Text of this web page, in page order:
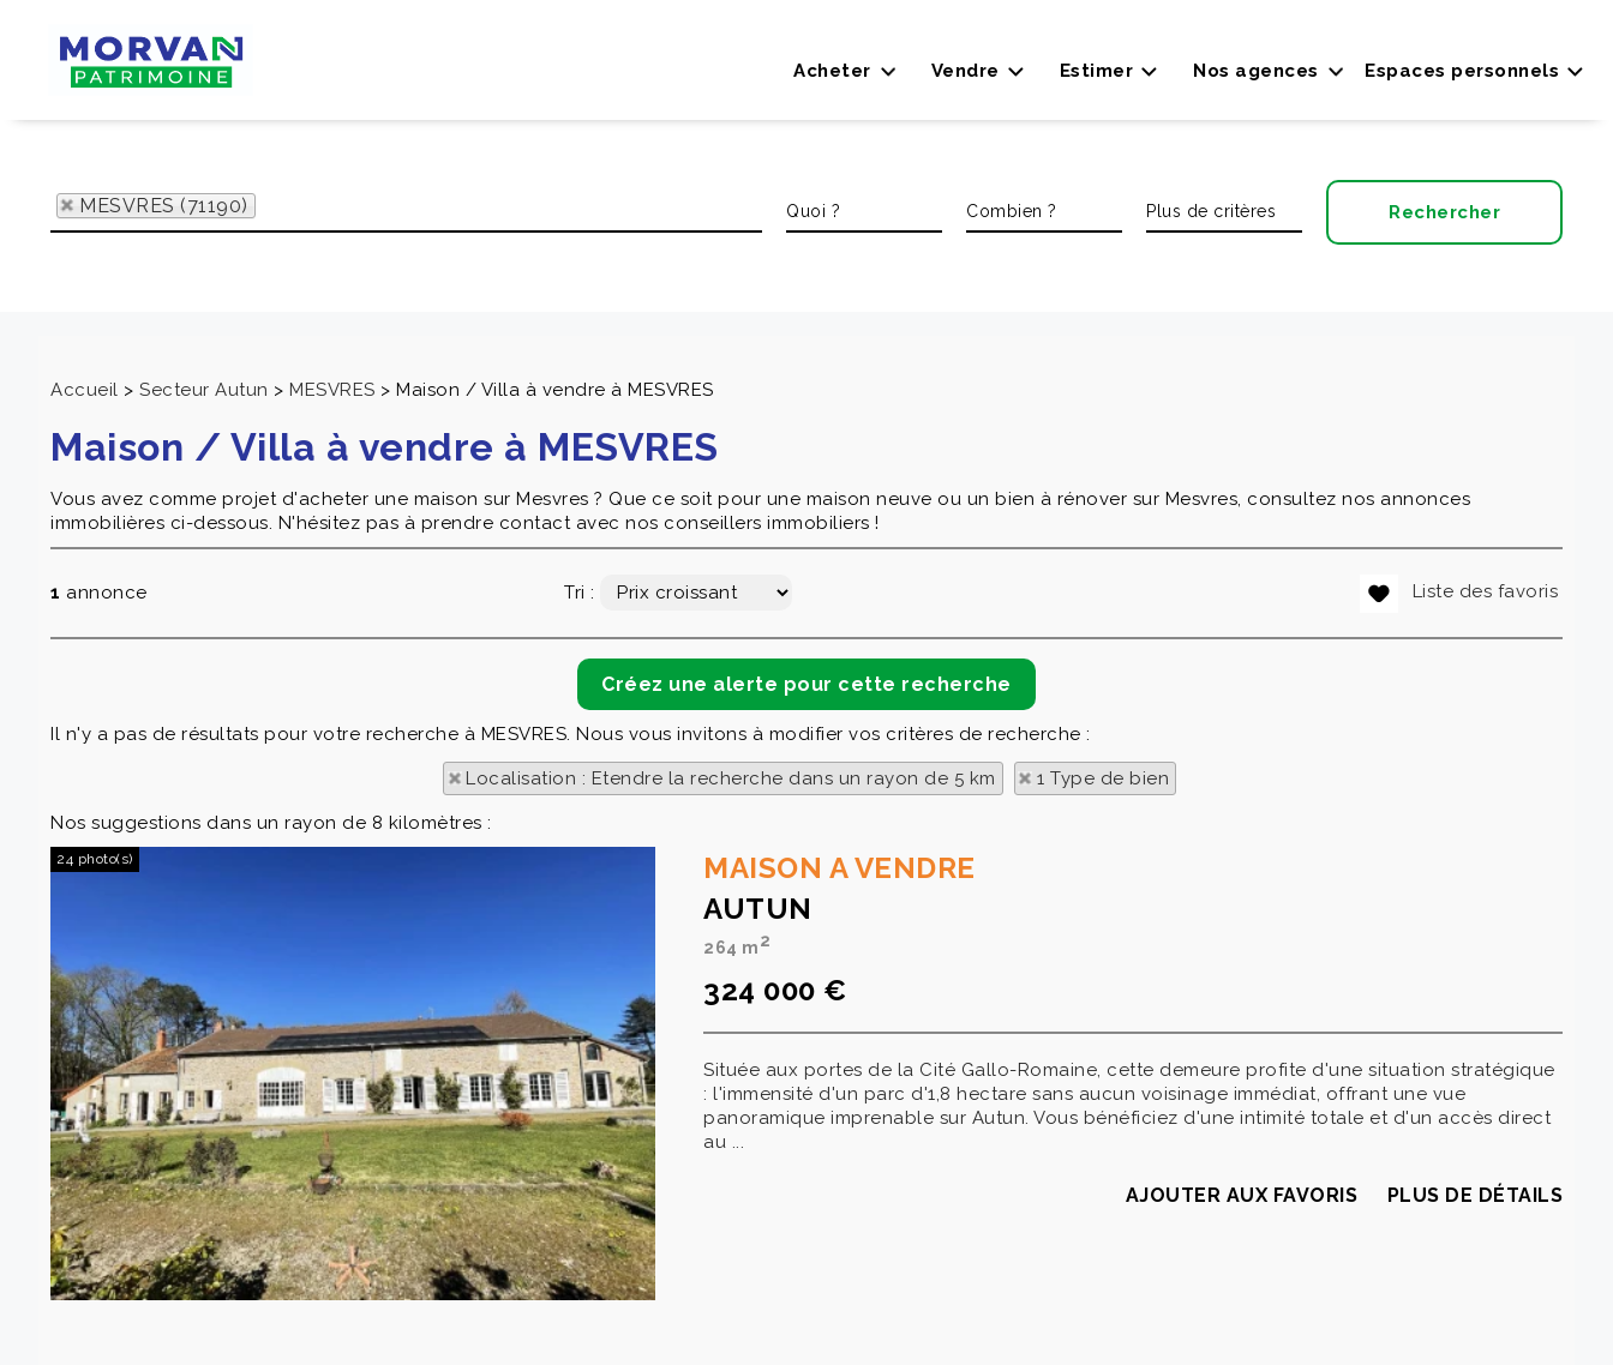
Espaces personnels
Acheter Vendre Estimer Nos agences
MESVRES (71190)
Accueil > Secteur Autun > MESVRES > Maison / Villa à vendre à MESVRES
Maison / Villa à vendre à MESVRES
Vous avez comme projet d'acheter une maison sur Mesvres ? Que ce soit pour une maison neuve ou un bien à rénover sur Mesvres, consultez nos annonces
immobilières ci-dessous. N'hésitez pas à prendre contact avec nos conseillers immobiliers !
1 annonce Tri : Liste des favoris
Il n'y a pas de résultats pour votre recherche à MESVRES. Nous vous invitons à modifier vos critères de recherche :
Localisation : Etendre la recherche dans un rayon de 5 km 1 Type de bien
Nos suggestions dans un rayon de 8 kilomètres :
24 photo(s)
MAISON A VENDRE
AUTUN
264 m2
324 000 €
Située aux portes de la Cité Gallo-Romaine, cette demeure profite d'une situation stratégique
: l'immensité d'un parc d'1,8 hectare sans aucun voisinage immédiat, offrant une vue
panoramique imprenable sur Autun. Vous bénéficiez d'une intimité totale et d'un accès direct
au ...
AJOUTER AUX FAVORIS PLUS DE DÉTAILS